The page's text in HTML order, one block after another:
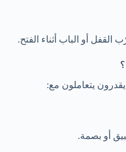
أو الباب أثناء الفتح.
يقدرون يتعاملون مع:
أو بصمة.